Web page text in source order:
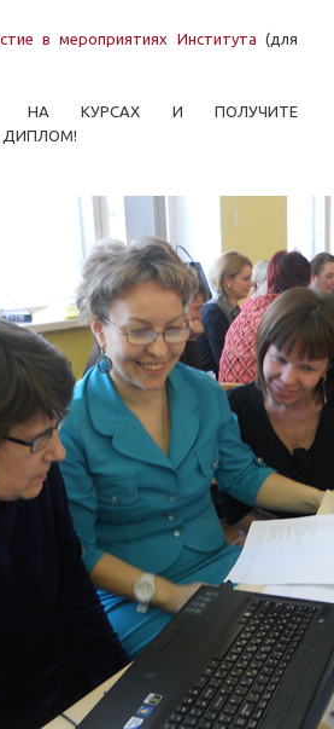
в мероприятиях Института (для
НА КУРСАХ И ПОЛУЧИТЕ
ДИПЛОМ!